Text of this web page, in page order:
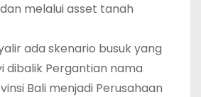
melalui asset tanah
ada skenario busuk yang
dibalik Pergantian nama
Bali menjadi Perusahaan